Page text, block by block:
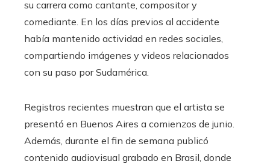
su carrera como cantante, compositor y
comediante. En los días previos al accidente
había mantenido actividad en redes sociales,
compartiendo imágenes y videos relacionados
con su paso por Sudamérica.
Registros recientes muestran que el artista se
presentó en Buenos Aires a comienzos de junio.
Además, durante el fin de semana publicó
contenido audiovisual grabado en Brasil, donde